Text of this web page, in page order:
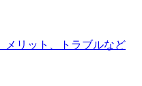
メリット、トラブルなど